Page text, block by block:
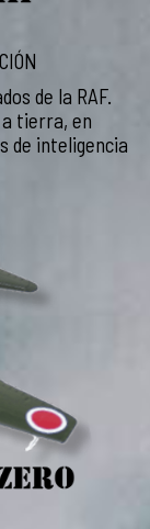
de la RAF.
tierra, en
de inteligencia